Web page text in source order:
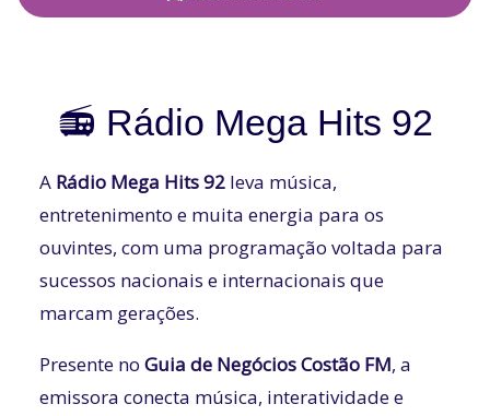
📻 Rádio Mega Hits 92
A Rádio Mega Hits 92 leva música,
entretenimento e muita energia para os
ouvintes, com uma programação voltada para
sucessos nacionais e internacionais que
marcam gerações.
Presente no Guia de Negócios Costão FM, a
emissora conecta música, interatividade e